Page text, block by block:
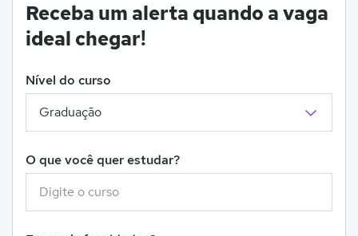
Receba um alerta quando a vaga
ideal chegar!
Nível do curso
O que você quer estudar?